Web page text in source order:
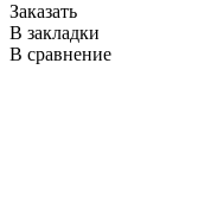
Заказать
В закладки
В сравнение